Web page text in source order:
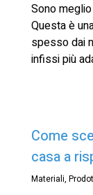
Sono
Questa è
spesso dai
infissi più
Come
casa a
Materiali,